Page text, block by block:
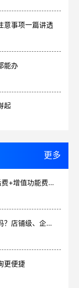
意事项一篇讲透
能办
起
更多
400电话收费怎么算？预存话费+赠送话费+增值功能费透明实惠
400电话在线选号怎么快速挑到心仪号码？店铺级、企业级、集团级一次看清
更便捷